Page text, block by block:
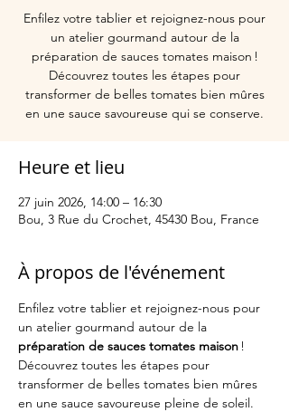
Enfilez votre tablier et rejoignez-nous pour
un atelier gourmand autour de la
préparation de sauces tomates maison !
Découvrez toutes les étapes pour
transformer de belles tomates bien mûres
en une sauce savoureuse qui se conserve.
Heure et lieu
27 juin 2026, 14:00 – 16:30
Bou, 3 Rue du Crochet, 45430 Bou, France
À propos de l'événement
Enfilez votre tablier et rejoignez-nous pour
un atelier gourmand autour de la
préparation de sauces tomates maison !
Découvrez toutes les étapes pour
transformer de belles tomates bien mûres
en une sauce savoureuse pleine de soleil.